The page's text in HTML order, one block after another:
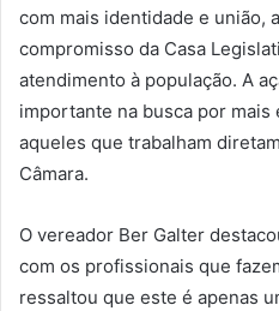
com mais identidade e união,
compromisso da Casa
atendimento à população. A
importante na busca por
aqueles que trabalham
Câmara.
O vereador Ber Galter
com os profissionais que
ressaltou que este é apenas